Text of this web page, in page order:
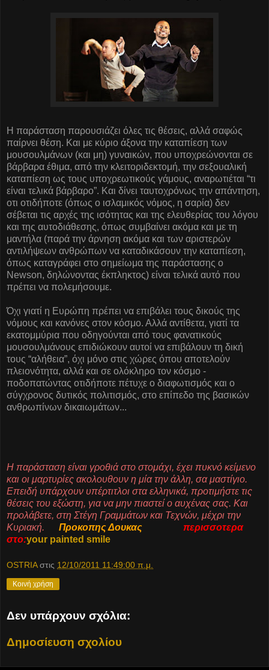
Η παράσταση παρουσιάζει όλες τις θέσεις, αλλά σαφώς
παίρνει θέση. Και με κύριο άξονα την καταπίεση των
μουσουλμάνων (και μη) γυναικών, που υποχρεώνονται σε
βάρβαρα έθιμα, από την κλειτοριδεκτομή, την σεξουαλική
καταπίεση ως τους υποχρεωτικούς γάμους, αναρωτιέται “τι
είναι τελικά βάρβαρο”. Και δίνει ταυτοχρόνως την απάντηση,
οτι οτιδήποτε (όπως ο ισλαμικός νόμος, η σαρία) δεν
σέβεται τις αρχές της ισότητας και της ελευθερίας του λόγου
και της αυτοδιάθεσης, όπως συμβαίνει ακόμα και με τη
μαντήλα (παρά την άρνηση ακόμα και των αριστερών
αντιλήψεων ανθρώπων να καταδικάσουν την καταπίεση,
όπως καταγράφει στο σημείωμα της παράστασης ο
Newson, δηλώνοντας έκπληκτος) είναι τελικά αυτό που
πρέπει να πολεμήσουμε.
Όχι γιατί η Ευρώπη πρέπει να επιβάλει τους δικούς της
νόμους και κανόνες στον κόσμο. Αλλά αντίθετα, γιατί τα
εκατομμύρια που οδηγούνται από τους φανατικούς
μουσουλμάνους επιδιώκουν αυτοί να επιβάλουν τη δική
τους “αλήθεια”, όχι μόνο στις χώρες όπου αποτελούν
πλειονότητα, αλλά και σε ολόκληρο τον κόσμο -
ποδοπατώντας οτιδήποτε πέτυχε ο διαφωτισμός και ο
σύγχρονος δυτικός πολιτισμός, στο επίπεδο της βασικών
ανθρωπίνων δικαιωμάτων...
Η παράσταση είναι γροθιά στο στομάχι, έχει πυκνό κείμενο
και οι μαρτυρίες ακολουθουν η μία την άλλη, σα μαστίγιο.
Επειδή υπάρχουν υπέρτιτλοι στα ελληνικά, προτιμήστε τις
θέσεις του εξώστη, για να μην πιαστεί ο αυχένας σας. Και
προλάβετε, στη Στέγη Γραμμάτων και Τεχνών, μέχρι την
Κυριακή. Προκοπης Δουκας
περισσοτερα
στο:your painted smile
OSTRIA στις 12/10/2011 11:49:00 π.μ.
Κοινή χρήση
Δεν υπάρχουν σχόλια:
Δημοσίευση σχολίου